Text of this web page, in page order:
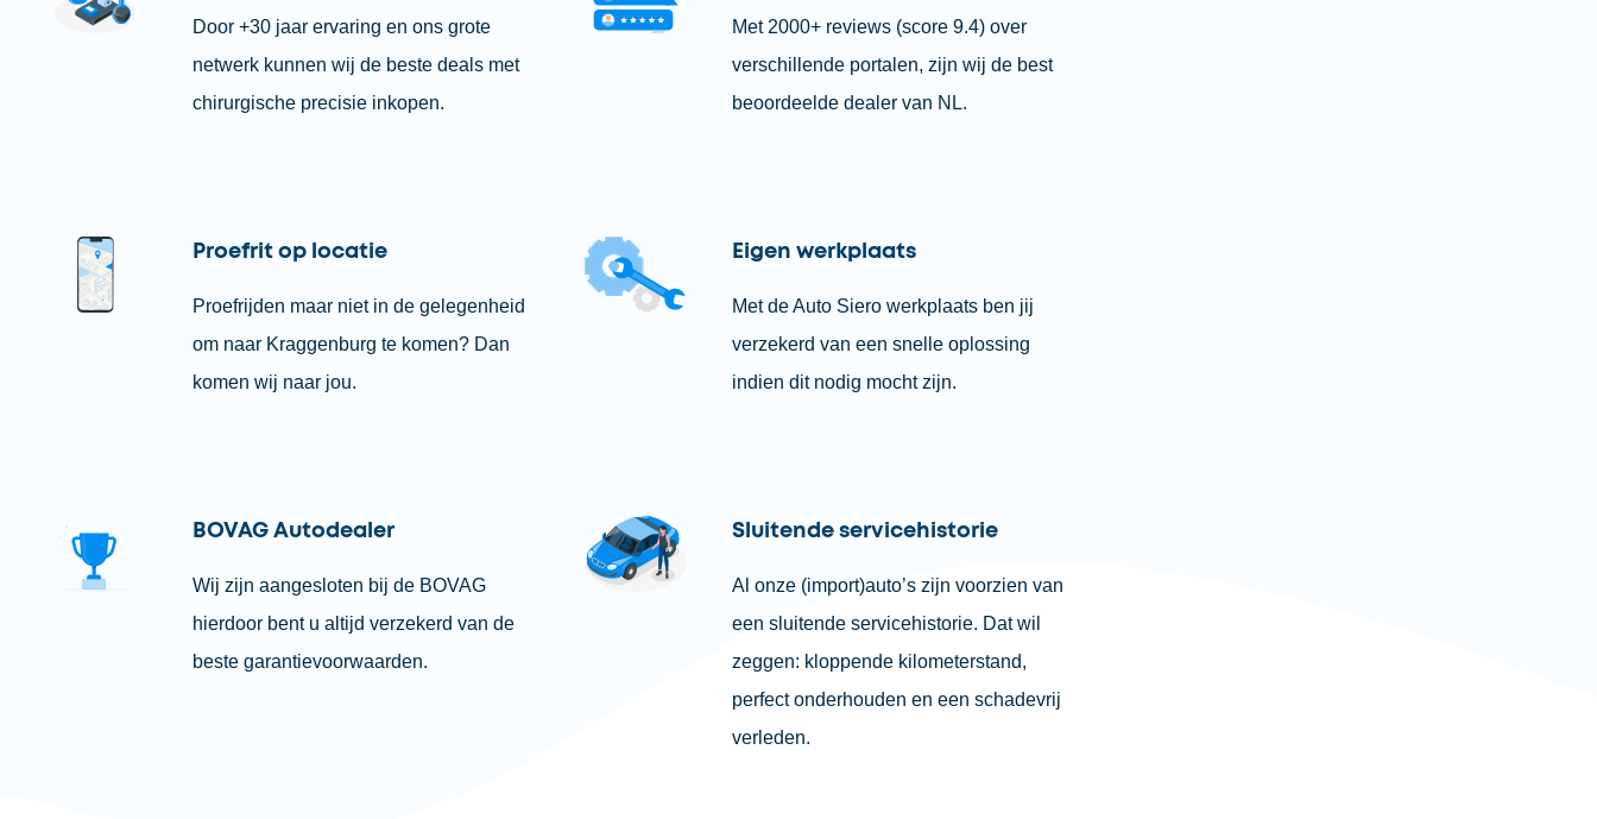
Door +30 jaar ervaring en ons grote
netwerk kunnen wij de beste deals met
chirurgische precisie inkopen.
Met 2000+ reviews (score 9.4) over
verschillende portalen, zijn wij de best
beoordeelde dealer van NL.
Proefrit op locatie
Proefrijden maar niet in de gelegenheid
om naar Kraggenburg te komen? Dan
komen wij naar jou.
Eigen werkplaats
Met de Auto Siero werkplaats ben jij
verzekerd van een snelle oplossing
indien dit nodig mocht zijn.
BOVAG Autodealer
Wij zijn aangesloten bij de BOVAG
hierdoor bent u altijd verzekerd van de
beste garantievoorwaarden.
Sluitende servicehistorie
Al onze (import)auto’s zijn voorzien van
een sluitende servicehistorie. Dat wil
zeggen: kloppende kilometerstand,
perfect onderhouden en een schadevrij
verleden.